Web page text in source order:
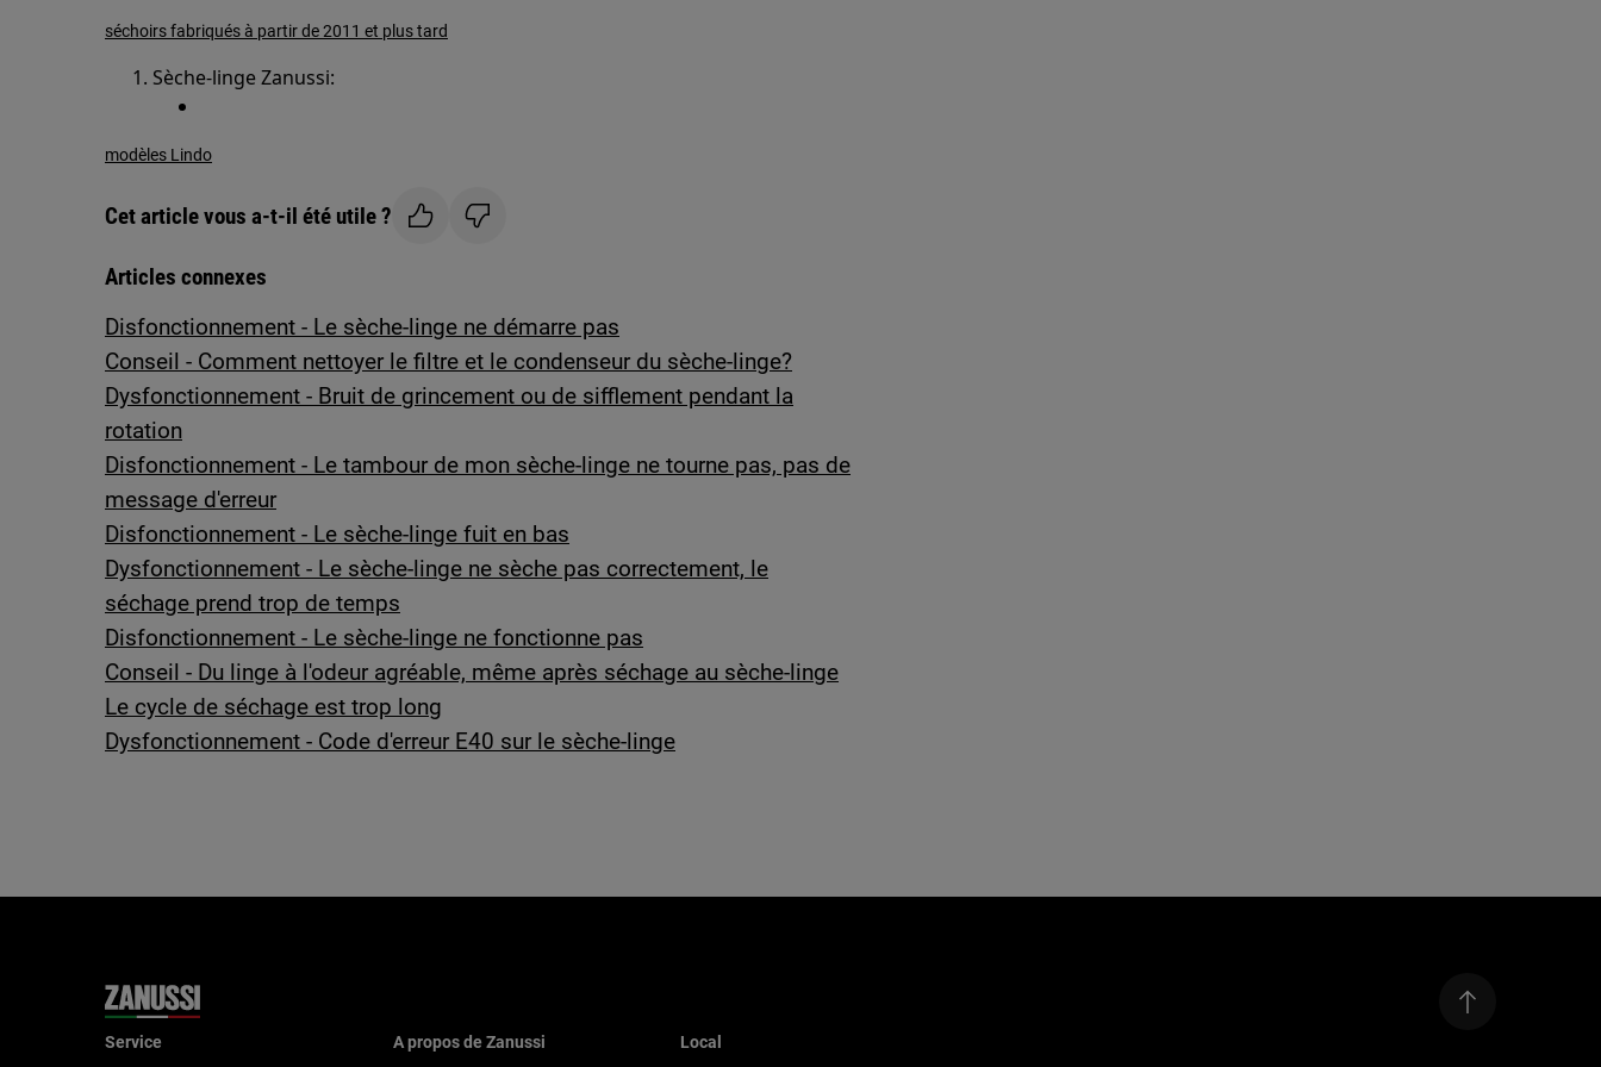
séchoirs fabriqués à partir de 2011 et plus tard
Sèche-linge Zanussi:
modèles Lindo
Cet article vous a-t-il été utile ?
Articles connexes
Disfonctionnement - Le sèche-linge ne démarre pas
Conseil - Comment nettoyer le filtre et le condenseur du sèche-linge?
Dysfonctionnement - Bruit de grincement ou de sifflement pendant la
rotation
Disfonctionnement - Le tambour de mon sèche-linge ne tourne pas, pas de
message d'erreur
Disfonctionnement - Le sèche-linge fuit en bas
Dysfonctionnement - Le sèche-linge ne sèche pas correctement, le
séchage prend trop de temps
Disfonctionnement - Le sèche-linge ne fonctionne pas
Conseil - Du linge à l'odeur agréable, même après séchage au sèche-linge
Le cycle de séchage est trop long
Dysfonctionnement - Code d'erreur E40 sur le sèche-linge
Service A propos de Zanussi Local